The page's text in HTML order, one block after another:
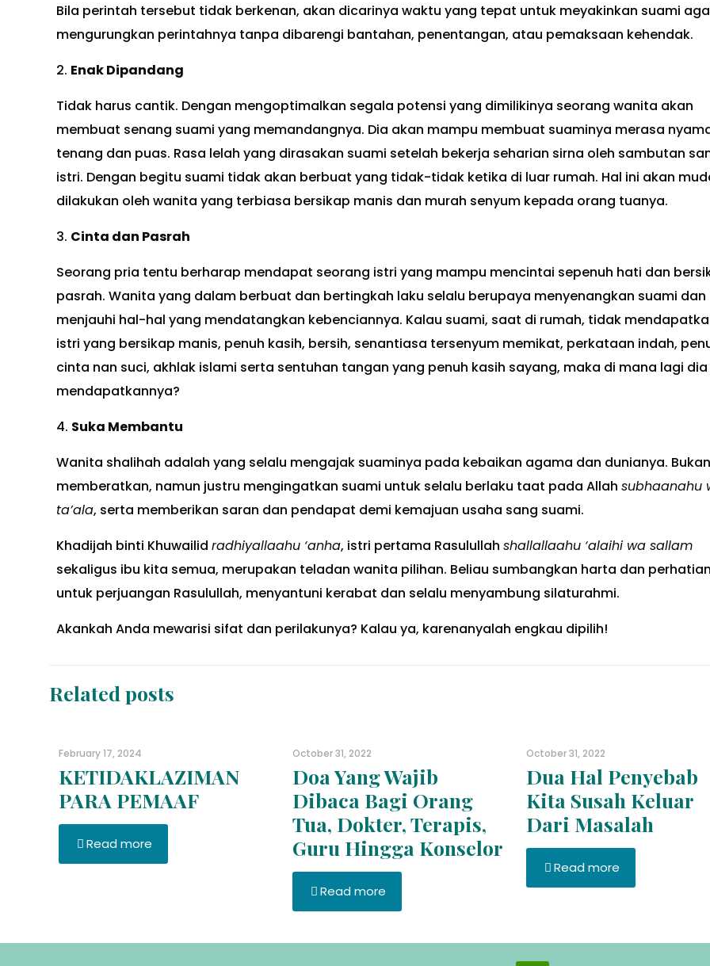
Bila perintah tersebut tidak berkenan, akan dicarinya waktu yang tepat untuk meyakinkan suami
mengurungkan perintahnya tanpa dibarengi bantahan, penentangan, atau pemaksaan kehendak.
2. Enak Dipandang
Tidak harus cantik. Dengan mengoptimalkan segala potensi yang dimilikinya seorang wanita akan
membuat senang suami yang memandangnya. Dia akan mampu membuat suaminya merasa
tenang dan puas. Rasa lelah yang dirasakan suami setelah bekerja seharian sirna oleh sambutan
istri. Dengan begitu suami tidak akan berbuat yang tidak-tidak ketika di luar rumah. Hal ini akan
dilakukan oleh wanita yang terbiasa bersikap manis dan murah senyum kepada orang tuanya.
3. Cinta dan Pasrah
Seorang pria tentu berharap mendapat seorang istri yang mampu mencintai sepenuh hati dan
pasrah. Wanita yang dalam berbuat dan bertingkah laku selalu berupaya menyenangkan suami dan
menjauhi hal-hal yang mendatangkan kebenciannya. Kalau suami, saat di rumah, tidak
istri yang bersikap manis, penuh kasih, bersih, senantiasa tersenyum memikat, perkataan indah,
cinta nan suci, akhlak islami serta sentuhan tangan yang penuh kasih sayang, maka di mana lagi
mendapatkannya?
4. Suka Membantu
Wanita shalihah adalah yang selalu mengajak suaminya pada kebaikan agama dan dunianya.
memberatkan, namun justru mengingatkan suami untuk selalu berlaku taat pada Allah subhaanahu
ta’ala, serta memberikan saran dan pendapat demi kemajuan usaha sang suami.
Khadijah binti Khuwailid radhiyallaahu ‘anha, istri pertama Rasulullah shallallaahu ‘alaihi wa sallam
sekaligus ibu kita semua, merupakan teladan wanita pilihan. Beliau sumbangkan harta dan
untuk perjuangan Rasulullah, menyantuni kerabat dan selalu menyambung silaturahmi.
Akankah Anda mewarisi sifat dan perilakunya? Kalau ya, karenanyalah engkau dipilih!
Related posts
February 17, 2024
KETIDAKLAZIMAN
PARA PEMAAF
Read more
October 31, 2022
Doa Yang Wajib
Dibaca Bagi Orang
Tua, Dokter, Terapis,
Guru Hingga Konselor
Read more
October 31, 2022
Dua Hal Penyebab
Kita Susah Keluar
Dari Masalah
Read more